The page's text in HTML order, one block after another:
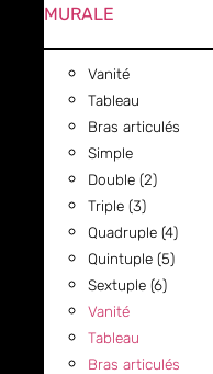
MURALE
Vanité
Tableau
Bras articulés
Simple
Double (2)
Triple (3)
Quadruple (4)
Quintuple (5)
Sextuple (6)
Vanité
Tableau
Bras articulés